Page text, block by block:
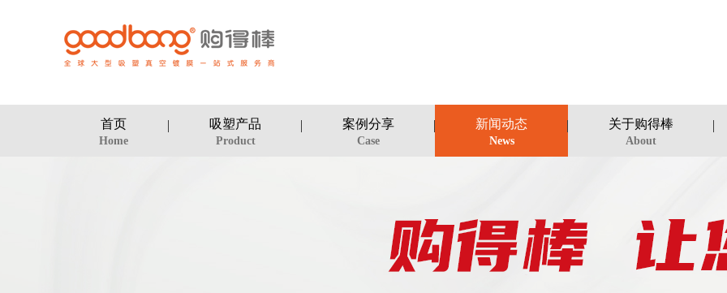
首页
Home
吸塑产品
Product
案例分享
Case
新闻动态
News
关于购得棒
About